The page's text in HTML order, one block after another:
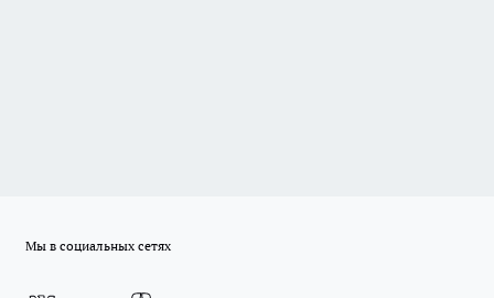
Мы в социальных сетях